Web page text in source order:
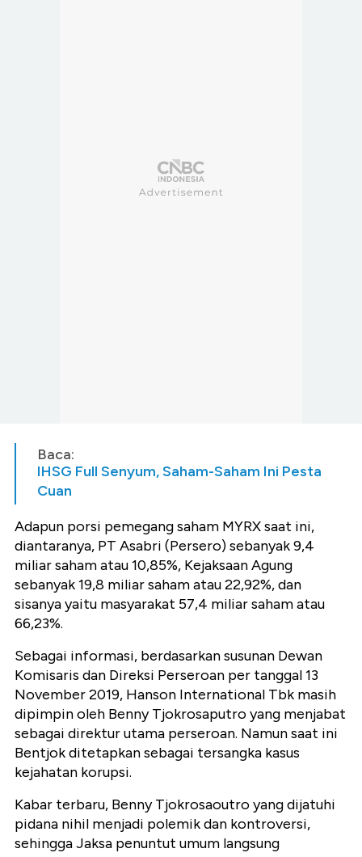
Baca:
IHSG Full Senyum, Saham-Saham Ini Pesta
Cuan
Adapun porsi pemegang saham MYRX saat ini,
diantaranya, PT Asabri (Persero) sebanyak 9,4
miliar saham atau 10,85%, Kejaksaan Agung
sebanyak 19,8 miliar saham atau 22,92%, dan
sisanya yaitu masyarakat 57,4 miliar saham atau
66,23%.
Sebagai informasi, berdasarkan susunan Dewan
Komisaris dan Direksi Perseroan per tanggal 13
November 2019, Hanson International Tbk masih
dipimpin oleh Benny Tjokrosaputro yang menjabat
sebagai direktur utama perseroan. Namun saat ini
Bentjok ditetapkan sebagai tersangka kasus
kejahatan korupsi.
Kabar terbaru, Benny Tjokrosaoutro yang dijatuhi
pidana nihil menjadi polemik dan kontroversi,
sehingga Jaksa penuntut umum langsung